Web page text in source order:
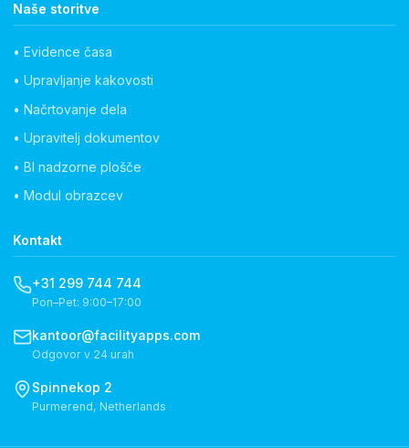
Naše storitve
• Evidence časa
• Upravljanje kakovosti
• Načrtovanje dela
• Upravitelj dokumentov
• BI nadzorne plošče
• Modul obrazcev
Kontakt
+31 299 744 744
Pon–Pet: 9:00–17:00
kantoor@facilityapps.com
Odgovor v 24 urah
Spinnekop 2
Purmerend, Netherlands